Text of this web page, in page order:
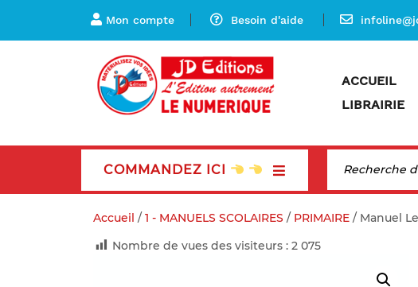
Mon compte Besoin d'aide
ACCUEIL
LIBRAIRIE
COMMANDEZ ICI
Accueil / 1 - MANUELS SCOLAIRES / PRIMAIRE / Manuel
Nombre de vues des visiteurs : 2 075